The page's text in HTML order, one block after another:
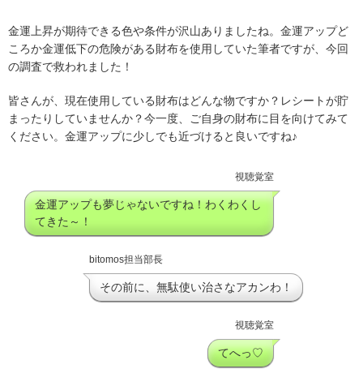
金運上昇が期待できる色や条件が沢山ありましたね。金運アップど
ころか金運低下の危険がある財布を使用していた筆者ですが、今回
の調査で救われました！
皆さんが、現在使用している財布はどんな物ですか？レシートが貯
まったりしていませんか？今一度、ご自身の財布に目を向けてみて
ください。金運アップに少しでも近づけると良いですね♪
視聴覚室
金運アップも夢じゃないですね！わくわくし
てきた～！
bitomos担当部長
その前に、無駄使い治さなアカンわ！
視聴覚室
てへっ♡